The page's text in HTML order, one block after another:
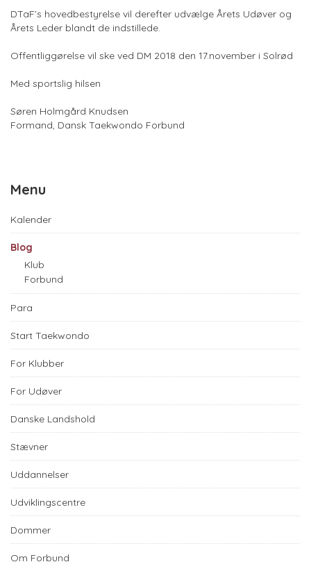
DTaF’s hovedbestyrelse vil derefter udvælge Årets Udøver og
Årets Leder blandt de indstillede.
Offentliggørelse vil ske ved DM 2018 den 17.november i Solrød
Med sportslig hilsen
Søren Holmgård Knudsen
Formand, Dansk Taekwondo Forbund
Menu
Kalender
Blog
Klub
Forbund
Para
Start Taekwondo
For Klubber
For Udøver
Danske Landshold
Stævner
Uddannelser
Udviklingscentre
Dommer
Om Forbund